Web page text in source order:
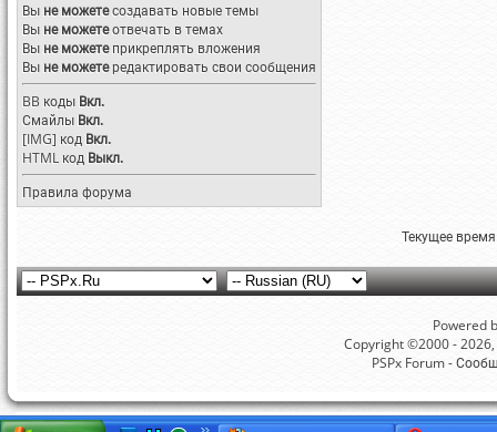
Вы не можетесоздавать новые темы
Вы не можетеотвечать в темах
Вы не можетеприкреплять вложения
Вы не можетередактировать свои сообщения
BB коды Вкл.
Смайлы Вкл.
[IMG] код Вкл.
HTML код Выкл.
Правила форума
Текущее
Powered
Copyright ©2000 -
PSPx Forum -